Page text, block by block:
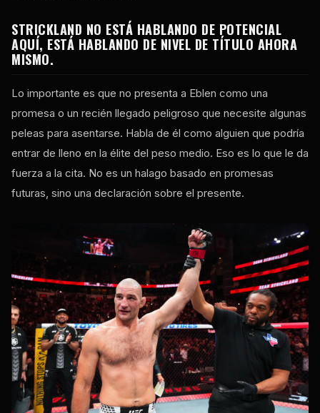
STRICKLAND NO ESTÁ HABLANDO DE POTENCIAL
AQUÍ, ESTÁ HABLANDO DE NIVEL DE TÍTULO AHORA
MISMO.
Lo importante es que no presenta a Eblen como una
promesa o un recién llegado peligroso que necesite algunas
peleas para asentarse. Habla de él como alguien que podría
entrar de lleno en la élite del peso medio. Eso es lo que le da
fuerza a la cita. No es un halago basado en promesas
futuras, sino una declaración sobre el presente.